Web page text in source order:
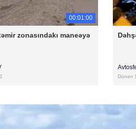
00:01:00
zonasındakı maneəyə
Dünən